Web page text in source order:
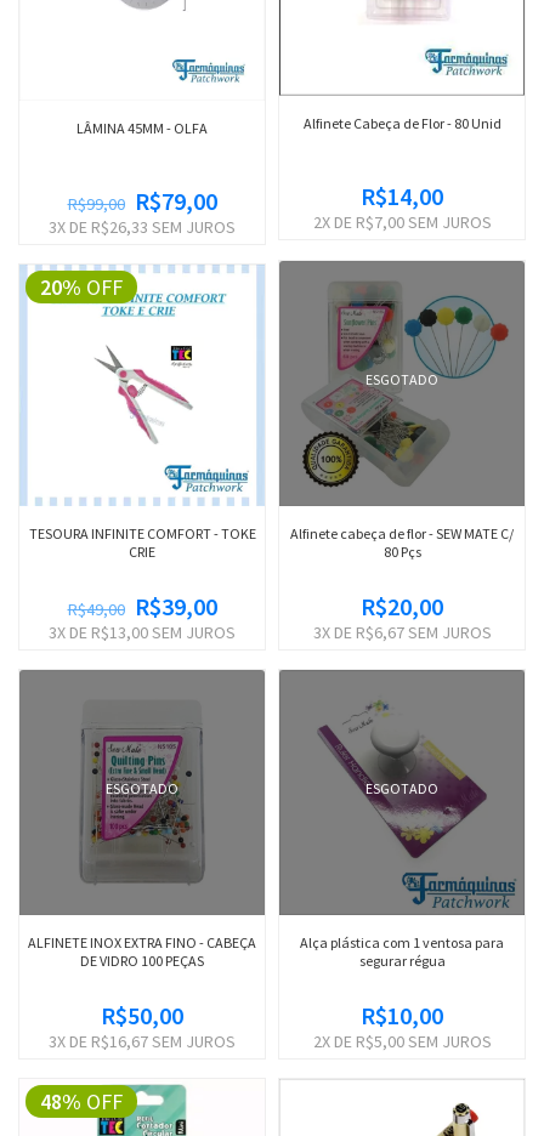
LÂMINA 45MM - OLFA
R$99,00 R$79,00
3X DE R$26,33 SEM JUROS
Alfinete Cabeça de Flor - 80 Unid
R$14,00
2X DE R$7,00SEM JUROS
20% OFF
TESOURA INFINITE COMFORT - TOKE
CRIE
R$49,00 R$39,00
3X DE R$13,00SEM JUROS
ESGOTADO
Alfinete cabeça de flor - SEW MATE C/
80 Pçs
R$20,00
3X DE R$6,67SEM JUROS
ESGOTADO
ALFINETE INOX EXTRA FINO - CABEÇA
DE VIDRO 100 PEÇAS
R$50,00
3X DE R$16,67SEM JUROS
ESGOTADO
Alça plástica com 1 ventosa para
segurar régua
R$10,00
2X DE R$5,00SEM JUROS
48% OFF